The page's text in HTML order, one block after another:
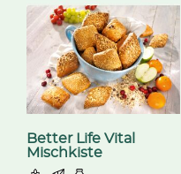
Better Life Vital
Mischkiste